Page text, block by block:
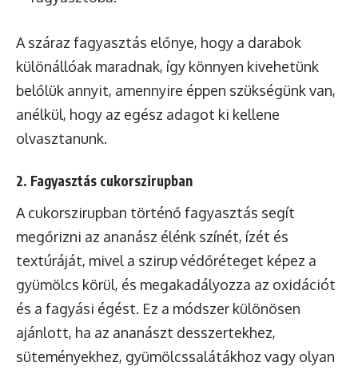
A száraz fagyasztás előnye, hogy a darabok
különállóak maradnak, így könnyen kivehetünk
belőlük annyit, amennyire éppen szükségünk van,
anélkül, hogy az egész adagot ki kellene
olvasztanunk.
2. Fagyasztás cukorszirupban
A cukorszirupban történő fagyasztás segít
megőrizni az ananász élénk színét, ízét és
textúráját, mivel a szirup védőréteget képez a
gyümölcs körül, és megakadályozza az oxidációt
és a fagyási égést. Ez a módszer különösen
ajánlott, ha az ananászt desszertekhez,
süteményekhez, gyümölcssalátákhoz vagy olyan